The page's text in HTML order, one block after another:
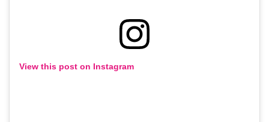
View this post on Instagram